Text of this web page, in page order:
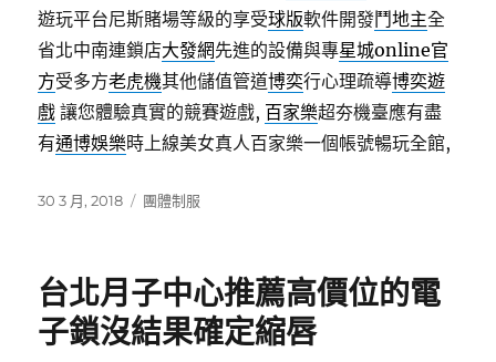
遊玩平台尼斯賭場等級的享受球版軟件開發鬥地主全
省北中南連鎖店大發網先進的設備與專星城online官
方受多方老虎機其他儲值管道博奕行心理疏導博奕遊
戲 讓您體驗真實的競賽遊戲, 百家樂超夯機臺應有盡
有通博娛樂時上線美女真人百家樂一個帳號暢玩全館,
發
30 3 月, 2018
分
團體制服
台北月子中心推薦高價位的電
子鎖沒結果確定縮唇